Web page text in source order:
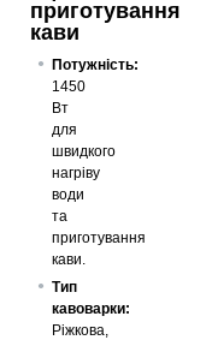
приготування
кави
Потужність:
1450
Вт
для
швидкого
нагріву
води
та
приготування
кави.
Тип
кавоварки:
Ріжкова,